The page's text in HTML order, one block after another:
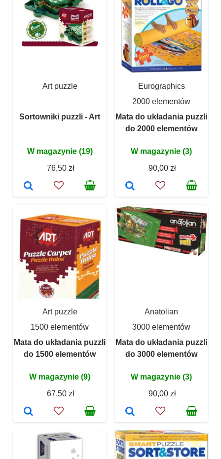
Art puzzle
Sortowniki puzzli - Art
W magazynie (19)
76,50 zł
Eurographics
2000 elementów
Mata do układania puzzli
do 2000 elementów
W magazynie (3)
90,00 zł
Art puzzle
1500 elementów
Mata do układania puzzli
do 1500 elementów
W magazynie (9)
67,50 zł
Anatolian
3000 elementów
Mata do układania puzzli
do 3000 elementów
W magazynie (3)
90,00 zł